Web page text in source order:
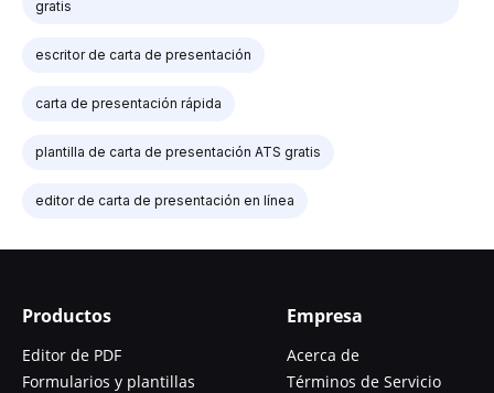
gratis
escritor de carta de presentación
carta de presentación rápida
plantilla de carta de presentación ATS gratis
editor de carta de presentación en línea
Productos
Editor de PDF
Formularios y plantillas
Empresa
Acerca de
Términos de Servicio